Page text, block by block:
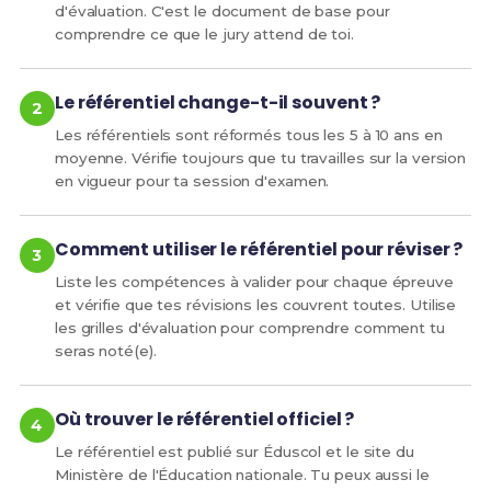
Les horaires de formation sous statut scolaire
l'arrêté du 21 novembre 2018 susvisé en retenant les
enseignements d'économie-droit et de langue vivante
B, et par l'annexe 2 du même arrêté en retenant que
cette spécialité relève du secteur des services.
de baccalauréat professionnel est de 22 semaines
incluant la durée nécessaire à la validation du diplôme
intermédiaire. Les modalités, l'organisation et les
objectifs de cette formation sont définis en annexe III
du présent arrêté.
Article 5
Pour chaque session d'examen, le ministre chargé de
l'éducation nationale arrête la date de clôture des
d'évaluation. C'est le document de base pour
comprendre ce que le jury attend de toi.
Le référentiel change-t-il souvent ?
Les référentiels sont réformés tous les 5 à 10 ans en
moyenne. Vérifie toujours que tu travailles sur la version
en vigueur pour ta session d'examen.
Comment utiliser le référentiel pour réviser ?
Liste les compétences à valider pour chaque épreuve
et vérifie que tes révisions les couvrent toutes. Utilise
les grilles d'évaluation pour comprendre comment tu
seras noté(e).
Où trouver le référentiel officiel ?
Le référentiel est publié sur Éduscol et le site du
Ministère de l'Éducation nationale. Tu peux aussi le